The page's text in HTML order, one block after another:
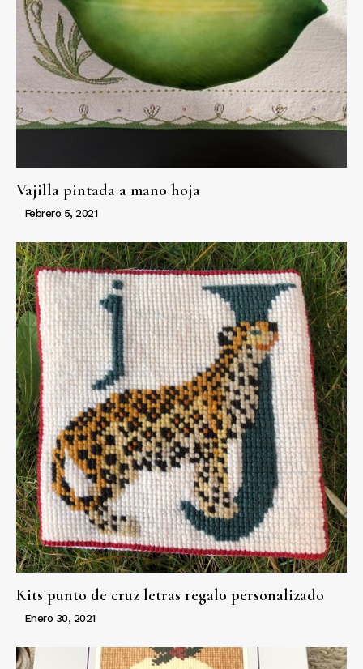
Vajilla pintada a mano hoja
Febrero 5, 2021
Kits punto de cruz letras regalo personalizado
Enero 30, 2021